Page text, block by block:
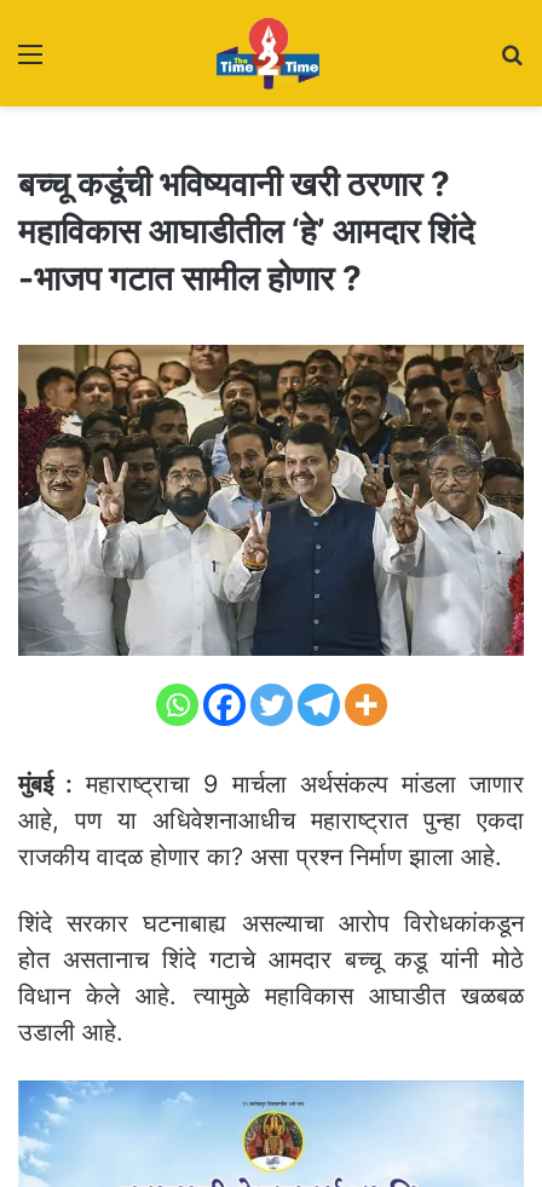
बच्चू कडूंची भविष्यवानी खरी ठरणार ?
महाविकास आघाडीतील ‘हे’ आमदार शिंदे
-भाजप गटात सामील होणार ?
मुंबई : महाराष्ट्राचा 9 मार्चला अर्थसंकल्प मांडला जाणार
आहे, पण या अधिवेशनाआधीच महाराष्ट्रात पुन्हा एकदा
राजकीय वादळ होणार का? असा प्रश्न निर्माण झाला आहे.
शिंदे सरकार घटनाबाह्य असल्याचा आरोप विरोधकांकडून
होत असतानाच शिंदे गटाचे आमदार बच्चू कडू यांनी मोठे
विधान केले आहे. त्यामुळे महाविकास आघाडीत खळबळ
उडाली आहे.